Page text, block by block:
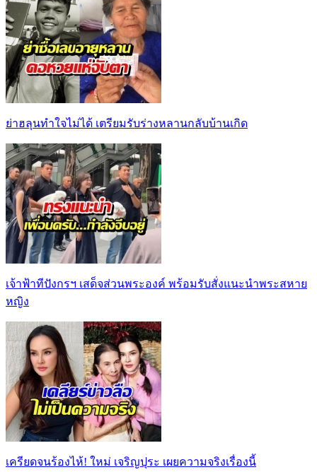
ย่าฮลุนทำใจไม่ได้ เตรียมรับร่างหลานกลับบ้านเกิด
เจ้าฟ้าทีปังกรฯ เสด็จส่วนพระองค์ พร้อมรับสั่งแนะนำพระสหาย
หญิง
เครียดจนร้องไห้! ใหม่ เจริญปุระ เผยความจริงเรื่องนี้